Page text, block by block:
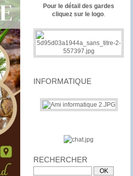
Pour le détail des gardes
cliquez sur le logo
INFORMATIQUE
RECHERCHER